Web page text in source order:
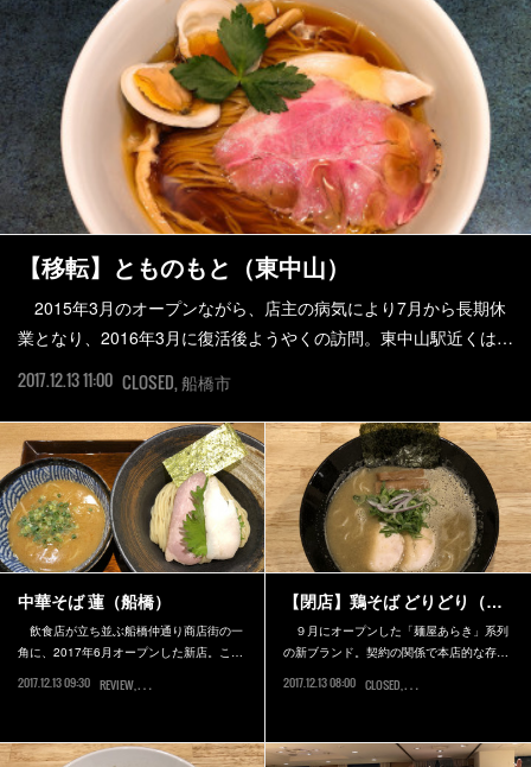
【移転】とものもと（東中山）
2015年3月のオープンながら、店主の病気により7月から長期休
業となり、2016年3月に復活後ようやくの訪問。東中山駅近くは…
2017.12.13 11:00 CLOSED 船橋市
中華そば 蓮（船橋）
飲食店が立ち並ぶ船橋仲通り商店街の一
角に、2017年6月オープンした新店。こ…
2017.12.13 09:30 REVIEW 船橋市
【閉店】鶏そば どりどり（…
９月にオープンした「麺屋あらき」系列
の新ブランド。契約の関係で本店的な存…
2017.12.13 08:00 CLOSED 船橋市